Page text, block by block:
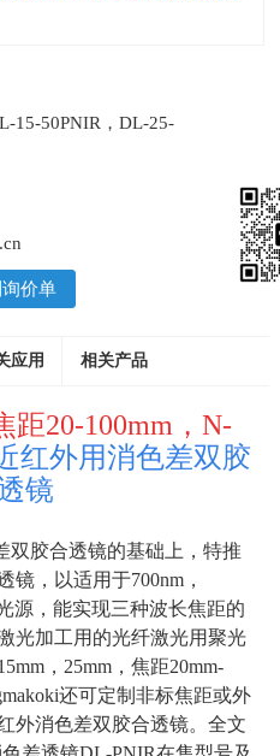
15-50PNIR，DL-25-
价单
应用 相关产品
距20-100mm，N-
红外用消色差双胶
镜
双胶合透镜的基础上，特推
镜，以适用于700nm，
源，能实现三种波长焦距的
光加工用的光纤激光用聚光
， 25mm，焦距20mm-
还可定制非标焦距或外
外消色差双胶合透镜。全文